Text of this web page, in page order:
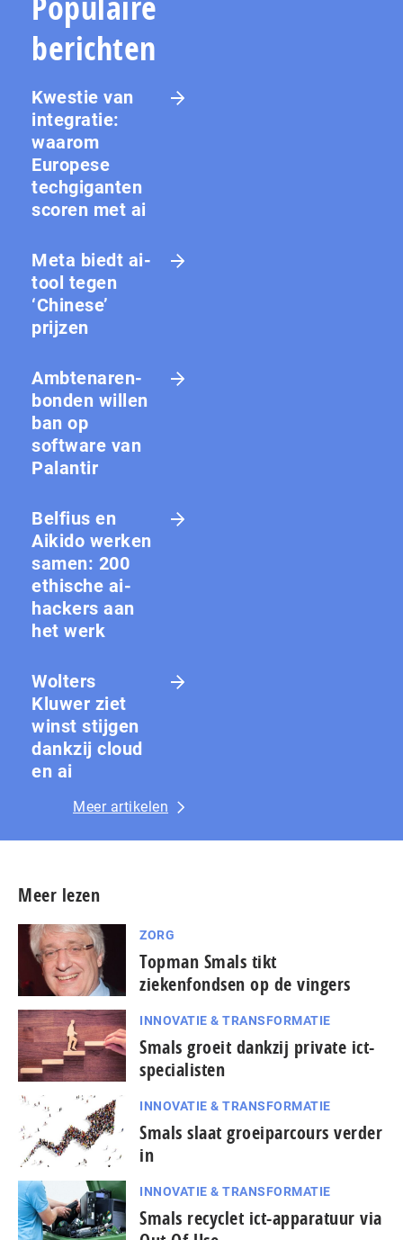
berichten
Kwestie van
integratie:
waarom
Europese
techgiganten
scoren met ai
Meta biedt ai-
tool tegen
‘Chinese’
prijzen
Amb­te­na­ren­
bon­den willen
ban op
software van
Palantir
Belfius en
Aikido werken
samen: 200
ethische ai-
hackers aan
het werk
Wolters
Kluwer ziet
winst stijgen
dankzij cloud
en ai
Meer artikelen
Meer lezen
ZORG
Topman Smals tikt
ziekenfondsen op de vingers
INNOVATIE & TRANSFORMATIE
Smals groeit dankzij private ict-
specialisten
INNOVATIE & TRANSFORMATIE
Smals slaat groeiparcours verder
in
INNOVATIE & TRANSFORMATIE
Smals recyclet ict-apparatuur via